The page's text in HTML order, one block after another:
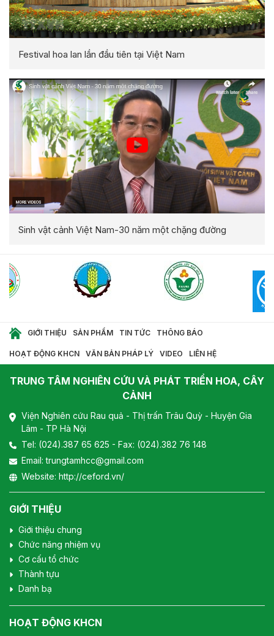
Festival hoa lan lần đầu tiên tại Việt Nam
Sinh vật cảnh Việt Nam-30 năm một chặng đường
GIỚI THIỆU SẢN PHẨM TIN TỨC THÔNG BÁO
HOẠT ĐỘNG KHCN VĂN BẢN PHÁP LÝ VIDEO LIÊN HỆ
TRUNG TÂM NGHIÊN CỨU VÀ PHÁT TRIỂN HOA, CÂY
CẢNH
Viện Nghiên cứu Rau quả - Thị trấn Trâu Quỳ - Huyện Gia
Lâm - TP Hà Nội
Tel: (024).387 65 625 - Fax: (024).382 76 148
Email:trungtamhcc@gmail.com
Website: http://ceford.vn/
GIỚI THIỆU
Giới thiệu chung
Chức năng nhiệm vụ
Cơ cấu tổ chức
Thành tựu
Danh bạ
HOẠT ĐỘNG KHCN